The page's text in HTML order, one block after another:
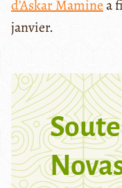
d’Askar Maminea
janvier.